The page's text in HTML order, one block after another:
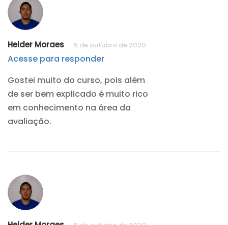
Helder Moraes 5 de outubro de 2020
Acesse para responder
Gostei muito do curso, pois além
de ser bem explicado é muito rico
em conhecimento na área da
avaliação.